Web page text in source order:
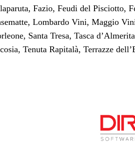
Fazio, Feudi del Pisciotto,
Lombardo Vini, Maggio
Santa Tresa, Tasca
Tenuta Rapitalà, Terrazze